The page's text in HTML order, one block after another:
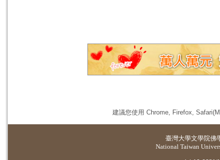
建議您使用 Chrome, Firefox,
臺灣大學文學院佛
National Taiwan